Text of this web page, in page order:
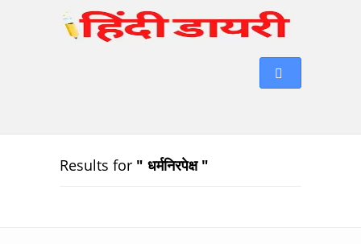
Results for " धर्मनिरपेक्ष "